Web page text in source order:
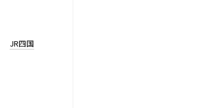
JR四国